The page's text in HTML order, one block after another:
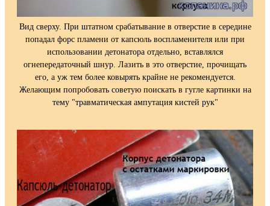
Вид сверху. При штатном срабатывание в отверстие в середине
попадал форс пламени от капсюль воспламенителя или при
использовании детонатора отдельно, вставлялся
огнепередаточный шнур. Лазить в это отверстие, прочищать
его, а уж тем более ковырять крайне не рекомендуется.
Желающим попробовать советую поискать в гугле картинки на
тему "травматическая ампутация кистей рук"